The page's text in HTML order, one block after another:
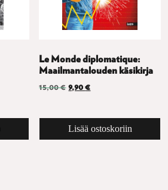
Le Monde diplomatique:
Maailmantalouden käsikirja
15,00€ Alkuperäinen hinta oli:
9,90€Nykyinen hinta on:
Lisää ostoskoriin